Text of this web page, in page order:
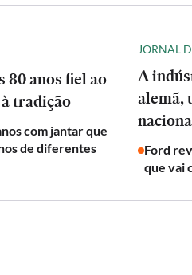
80 anos fiel ao
tradição
com jantar que
de diferentes
JORNAL
A
alemã,
Ford
que vai